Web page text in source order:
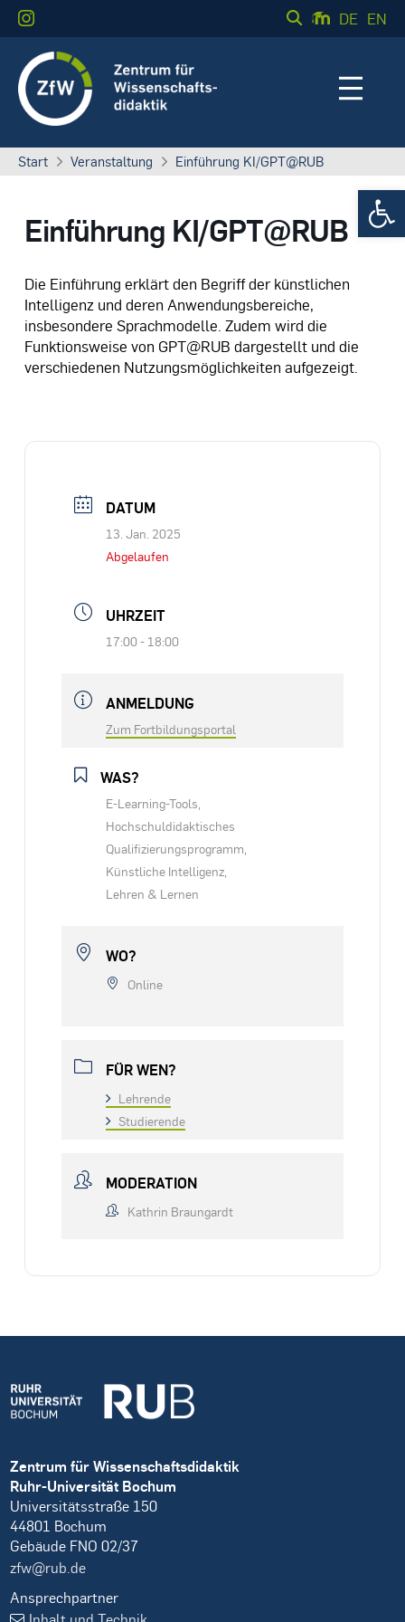
DE EN
Start Veranstaltung Einführung KI/GPT@RUB
Einführung KI/GPT@RUB
Die Einführung erklärt den Begriff der künstlichen
Intelligenz und deren Anwendungsbereiche,
insbesondere Sprachmodelle. Zudem wird die
Funktionsweise von GPT@RUB dargestellt und die
verschiedenen Nutzungsmöglichkeiten aufgezeigt.
DATUM
13. Jan. 2025
Abgelaufen
UHRZEIT
17:00 - 18:00
ANMELDUNG
Zum Fortbildungsportal
WAS?
E-Learning-Tools,
Hochschuldidaktisches
Qualifizierungsprogramm,
Künstliche Intelligenz,
Lehren & Lernen
WO?
Online
FÜR WEN?
Lehrende
Studierende
MODERATION
Kathrin Braungardt
Zentrum für Wissenschaftsdidaktik
Ruhr-Universität Bochum
Universitätsstraße 150
44801 Bochum
Gebäude FNO 02/37
zfw@rub.de
Ansprechpartner